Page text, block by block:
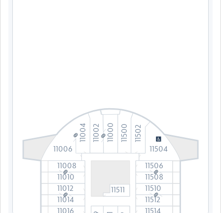
11008
11006
11004 11002 11000 11500 11502
11504
11506
11511
11508
11510
11512
11010
11012
11014